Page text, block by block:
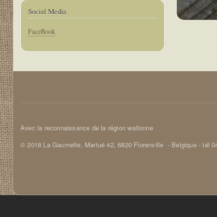
Social Media
Corps
FaceBook
Corps
Avec la reconnaissance de la région wallonne
© 2018 La Gaumette, Martué 42, 6820 Florenville - Belgique - tél